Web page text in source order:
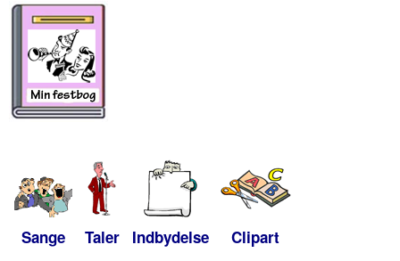
Sange Taler Indbydelse Clipart